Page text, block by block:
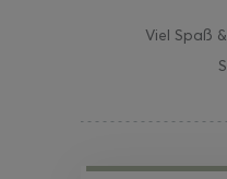
Viel Spaß